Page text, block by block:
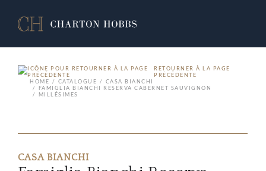
RETOURNER À LA PAGE
PRÉCÉDENTE
HOME
CATALOGUE
CASA BIANCHI
FAMIGLIA BIANCHI RESERVA CABERNET SAUVIGNON
MILLÉSIMES
CASA BIANCHI